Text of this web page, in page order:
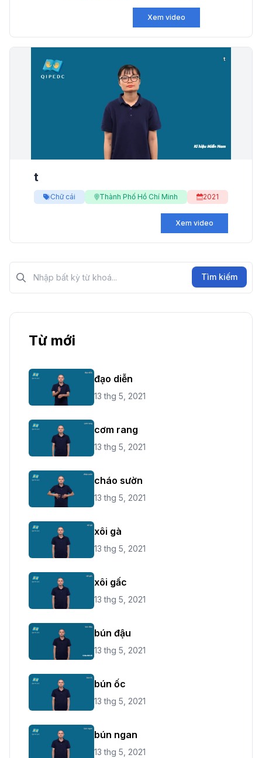
Xem video
t
Chữ cái Thành Phố Hồ Chí Minh 2021
Xem video
Tìm kiếm?>
Tìm kiếm
Từ mới
đạo diễn
13 thg 5, 2021
cơm rang
13 thg 5, 2021
cháo sườn
13 thg 5, 2021
xôi gà
13 thg 5, 2021
xôi gấc
13 thg 5, 2021
bún đậu
13 thg 5, 2021
bún ốc
13 thg 5, 2021
bún ngan
13 thg 5, 2021